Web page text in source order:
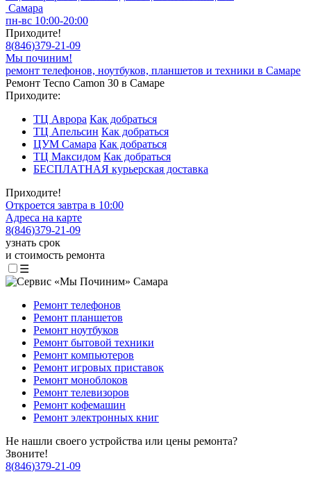
Самара
пн-вс 10:00-20:00
Приходите!
8(846)379-21-09
Мы починим!
ремонт телефонов, ноутбуков, планшетов и техники в Самаре
Ремонт Tecno Camon 30 в Самаре
Приходите:
ТЦ Аврора Как добраться
ТЦ Апельсин Как добраться
ЦУМ Самара Как добраться
ТЦ Максидом Как добраться
БЕСПЛАТНАЯ курьерская доставка
Приходите!
Откроется завтра в 10:00
Адреса на карте
8(846)379-21-09
узнать срок
и стоимость ремонта
☰
Ремонт телефонов
Ремонт планшетов
Ремонт ноутбуков
Ремонт бытовой техники
Ремонт компьютеров
Ремонт игровых приставок
Ремонт моноблоков
Ремонт телевизоров
Ремонт кофемашин
Ремонт электронных книг
Не нашли своего устройства или цены ремонта?
Звоните!
8(846)379-21-09